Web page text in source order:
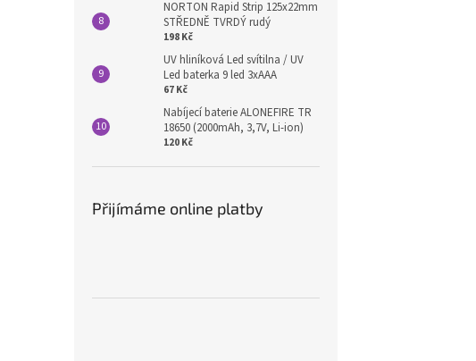
NORTON Rapid Strip 125x22mm
STŘEDNĚ TVRDÝ rudý
198 Kč
UV hliníková Led svítilna / UV
Led baterka 9 led 3xAAA
67 Kč
Nabíjecí baterie ALONEFIRE TR
18650 (2000mAh, 3,7V, Li-ion)
120 Kč
Přijímáme online platby